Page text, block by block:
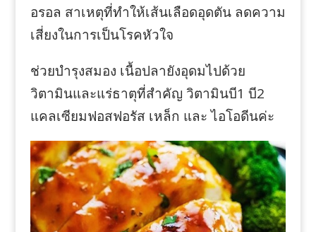
อรอล สาเหตุที่ทำให้เส้นเลือดอุดตัน ลดความ
เสี่ยงในการเป็นโรคหัวใจ
ช่วยบำรุงสมอง เนื้อปลายังอุดมไปด้วย
วิตามินและแร่ธาตุที่สำคัญ วิตามินบี1 บี2
แคลเซียมฟอสฟอรัส เหล็ก และ ไอโอดีนค่ะ